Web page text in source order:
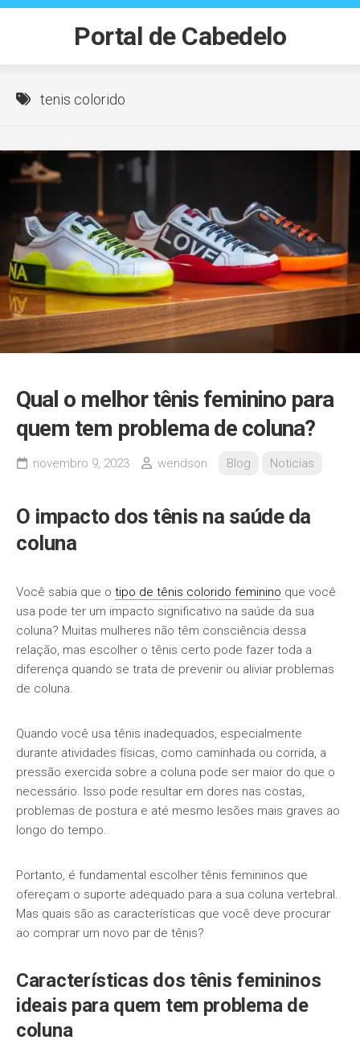
Skip
Portal de Cabedelo
tenis colorido
Qual o melhor tênis feminino para
quem tem problema de coluna?
novembro 9, 2023 wendson Blog Noticias
O impacto dos tênis na saúde da
coluna
Você sabia que o tipo de tênis colorido feminino que você
usa pode ter um impacto significativo na saúde da sua
coluna? Muitas mulheres não têm consciência dessa
relação, mas escolher o tênis certo pode fazer toda a
diferença quando se trata de prevenir ou aliviar problemas
de coluna.
Quando você usa tênis inadequados, especialmente
durante atividades físicas, como caminhada ou corrida, a
pressão exercida sobre a coluna pode ser maior do que o
necessário. Isso pode resultar em dores nas costas,
problemas de postura e até mesmo lesões mais graves ao
longo do tempo.
Portanto, é fundamental escolher tênis femininos que
ofereçam o suporte adequado para a sua coluna vertebral.
Mas quais são as características que você deve procurar
ao comprar um novo par de tênis?
Características dos tênis femininos
ideais para quem tem problema de
coluna